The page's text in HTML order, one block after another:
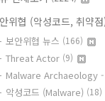
위협 (악성코드, 취약
보안위협 뉴스 (166)
Threat Actor (9)
Malware Archaeology -
악성코드 (Malware) (18)